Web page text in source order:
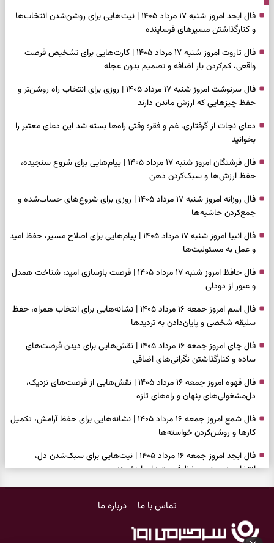
فال ابجد امروز شنبه ۱۷ مرداد ۱۴۰۵ | نیت‌هایی برای روشن‌شدن انتخاب‌ها
و کنارگذاشتن مسیرهای فرساینده
فال تاروت امروز شنبه ۱۷ مرداد ۱۴۰۵ | کارت‌هایی برای تشخیص فرصت
واقعی، کم‌کردن بار اضافه و تصمیم بدون عجله
فال سرنوشت امروز شنبه ۱۷ مرداد ۱۴۰۵ | روزی برای انتخاب راه روشن‌تر و
حفظ چیزهایی که ارزش ماندن دارند
دعای نجات از گرفتاری، غم و فقر؛ وقتی راه‌ها بسته شد این دعای معتبر را
بخوانید
فال فرشتگان امروز شنبه ۱۷ مرداد ۱۴۰۵ | پیام‌هایی برای شروع سنجیده،
حفظ ارزش‌ها و سبک‌کردن ذهن
فال روزانه امروز شنبه ۱۷ مرداد ۱۴۰۵ | روزی برای شروع‌های حساب‌شده و
جمع‌کردن حاشیه‌ها
فال انبیا امروز شنبه ۱۷ مرداد ۱۴۰۵ | پیام‌هایی برای اصلاح مسیر، حفظ امید
و عمل به مسئولیت‌ها
فال حافظ امروز شنبه ۱۷ مرداد ۱۴۰۵ | فرصت بازسازی امید، شناخت همدل
و عبور از دودلی
فال اسم امروز جمعه ۱۶ مرداد ۱۴۰۵ | نشانه‌هایی برای انتخاب همراه، حفظ
سلیقه شخصی و پایان‌دادن به تردیدها
فال چای امروز جمعه ۱۶ مرداد ۱۴۰۵ | نقش‌هایی برای دیدن فرصت‌های
ساده و کنارگذاشتن نگرانی‌های اضافی
فال قهوه امروز جمعه ۱۶ مرداد ۱۴۰۵ | نقش‌هایی از فرصت‌های نزدیک،
دل‌مشغولی‌های پنهان و راه‌های تازه
فال شمع امروز جمعه ۱۶ مرداد ۱۴۰۵ | نشانه‌هایی برای حفظ آرامش، تکمیل
کارها و روشن‌کردن خواسته‌ها
فال ابجد امروز جمعه ۱۶ مرداد ۱۴۰۵ | نیت‌هایی برای سبک‌شدن دل،
انتخاب درست و حفظ فرصت‌های ارزشمند
شنیدن ندای درون و حرکت در زمان مناسب
تماس با ما درباره ما